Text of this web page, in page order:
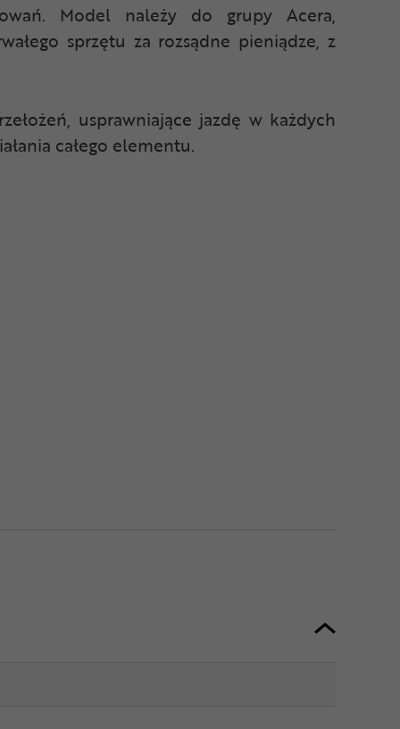
Model należy do grupy Acera,
sprzętu za rozsądne pieniądze, z
usprawniające jazdę w każdych
całego elementu.